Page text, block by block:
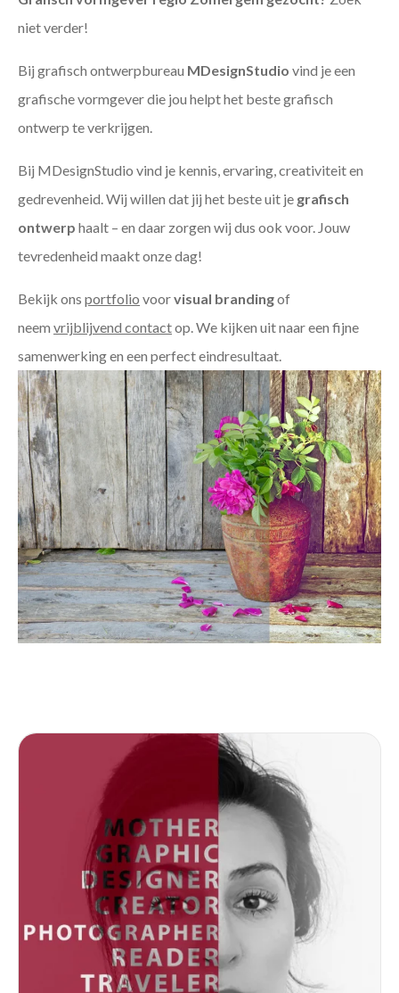
niet verder!
Bij grafisch ontwerpbureau MDesignStudio vind je een
grafische vormgever die jou helpt het beste grafisch
ontwerp te verkrijgen.
Bij MDesignStudio vind je kennis, ervaring, creativiteit en
gedrevenheid. Wij willen dat jij het beste uit je grafisch
ontwerp haalt – en daar zorgen wij dus ook voor. Jouw
tevredenheid maakt onze dag!
Bekijk ons portfolio voorvisual brandingof
neem vrijblijvend contactop. We kijken uit naar een fijne
samenwerking en een perfect eindresultaat.